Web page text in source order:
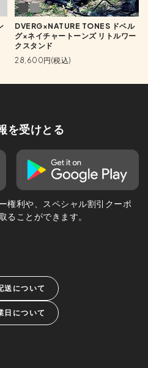
DVERG×NATURE TONES ドベル
グ×ネイチャートーンズ リトルワー
クスタンド
28,600円(税込)
を受けとる
権利や、スペシャル割引クーポ
ることができます。
送について
日について